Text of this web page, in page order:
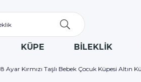
KÜPE BİLEKLİK
8 Ayar Kırmızı Taşlı Bebek Çocuk Küpesi Altın